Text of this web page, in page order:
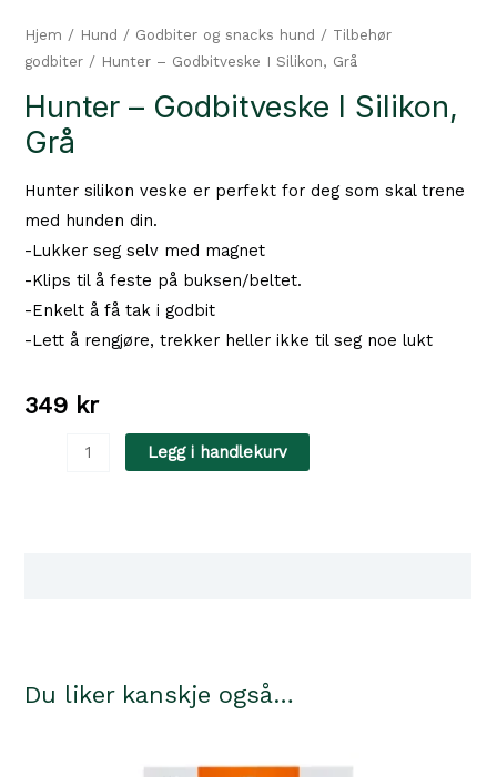
Hjem / Hund / Godbiter og snacks hund / Tilbehør
godbiter / Hunter – Godbitveske I Silikon, Grå
Hunter – Godbitveske I Silikon,
Grå
Hunter silikon veske er perfekt for deg som skal trene
med hunden din.
-Lukker seg selv med magnet
-Klips til å feste på buksen/beltet.
-Enkelt å få tak i godbit
-Lett å rengjøre, trekker heller ikke til seg noe lukt
349 kr
Legg i handlekurv
Du liker kanskje også…